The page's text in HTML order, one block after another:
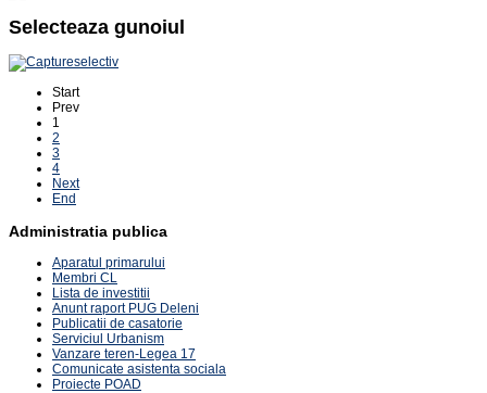
Selecteaza gunoiul
Start
Prev
1
2
3
4
Next
End
Administratia publica
Aparatul primarului
Membri CL
Lista de investitii
Anunt raport PUG Deleni
Publicatii de casatorie
Serviciul Urbanism
Vanzare teren-Legea 17
Comunicate asistenta sociala
Proiecte POAD